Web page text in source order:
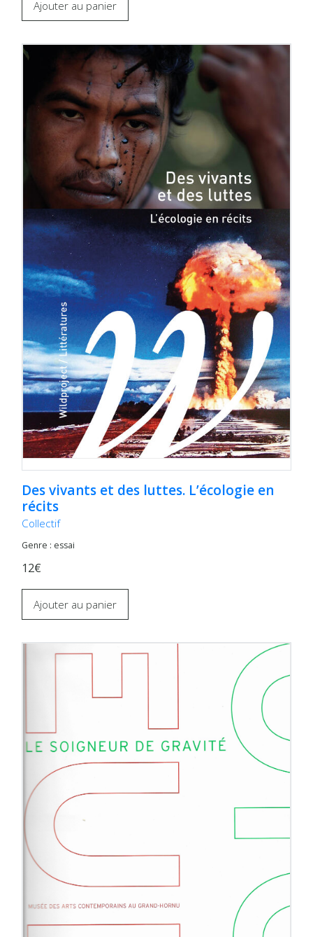
Ajouter au panier
Des vivants et des luttes. L’écologie en
récits
Collectif
Genre : essai
12€
Ajouter au panier